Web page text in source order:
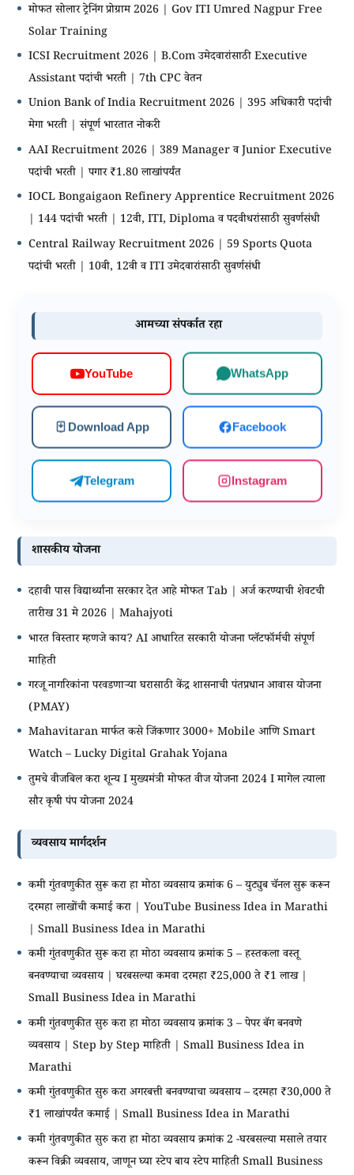
मोफत सोलार ट्रेनिंग प्रोग्राम 2026 | Gov ITI Umred Nagpur Free
Solar Training
ICSI Recruitment 2026 | B.Com उमेदवारांसाठी Executive
Assistant पदांची भरती | 7th CPC वेतन
Union Bank of India Recruitment 2026 | 395 अधिकारी पदांची
मेगा भरती | संपूर्ण भारतात नोकरी
AAI Recruitment 2026 | 389 Manager व Junior Executive
पदांची भरती | पगार ₹1.80 लाखांपर्यंत
IOCL Bongaigaon Refinery Apprentice Recruitment 2026
| 144 पदांची भरती | 12वी, ITI, Diploma व पदवीधरांसाठी सुवर्णसंधी
Central Railway Recruitment 2026 | 59 Sports Quota
पदांची भरती | 10वी, 12वी व ITI उमेदवारांसाठी सुवर्णसंधी
आमच्या संपर्कात रहा
YouTube WhatsApp
Download App Facebook
Telegram Instagram
शासकीय योजना
दहावी पास विद्यार्थ्यांना सरकार देत आहे मोफत Tab | अर्ज करण्याची शेवटची
तारीख 31 मे 2026 | Mahajyoti
भारत विस्तार म्हणजे काय? AI आधारित सरकारी योजना प्लॅटफॉर्मची संपूर्ण
माहिती
गरजू नागरिकांना परवडणाऱ्या घरासाठी केंद्र शासनाची पंतप्रधान आवास योजना
(PMAY)
Mahavitaran मार्फत कसे जिंकणार 3000+ Mobile आणि Smart
Watch – Lucky Digital Grahak Yojana
तुमचे वीजबिल करा शून्य I मुख्यमंत्री मोफत वीज योजना 2024 I मागेल त्याला
सौर कृषी पंप योजना 2024
व्यवसाय मार्गदर्शन
कमी गुंतवणुकीत सुरू करा हा मोठा व्यवसाय क्रमांक 6 – युट्युब चॅनल सुरू करून
दरमहा लाखोंची कमाई करा | YouTube Business Idea in Marathi
| Small Business Idea in Marathi
कमी गुंतवणुकीत सुरू करा हा मोठा व्यवसाय क्रमांक 5 – हस्तकला वस्तू
बनवण्याचा व्यवसाय | घरबसल्या कमवा दरमहा ₹25,000 ते ₹1 लाख |
Small Business Idea in Marathi
कमी गुंतवणुकीत सुरु करा हा मोठा व्यवसाय क्रमांक 3 – पेपर बॅग बनवणे
व्यवसाय | Step by Step माहिती | Small Business Idea in
Marathi
कमी गुंतवणुकीत सुरु करा अगरबत्ती बनवण्याचा व्यवसाय – दरमहा ₹30,000 ते
₹1 लाखांपर्यंत कमाई | Small Business Idea in Marathi
कमी गुंतवणुकीत सुरु करा हा मोठा व्यवसाय क्रमांक 2 -घरबसल्या मसाले तयार
करून विक्री व्यवसाय, जाणून घ्या स्टेप बाय स्टेप माहिती Small Business